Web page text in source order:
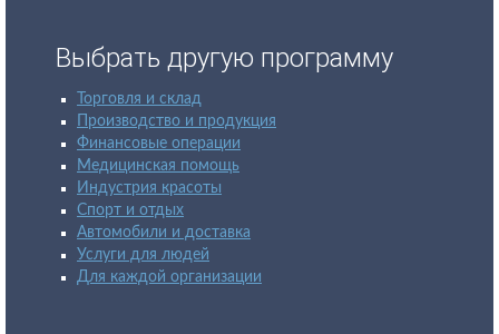
Выбрать другую программу
Торговля и склад
Производство и продукция
Финансовые операции
Медицинская помощь
Индустрия красоты
Спорт и отдых
Автомобили и доставка
Услуги для людей
Для каждой организации